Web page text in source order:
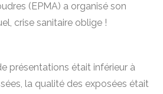
(EPMA) a organisé son
crise sanitaire oblige !
présentations était inférieur à
la qualité des exposées était